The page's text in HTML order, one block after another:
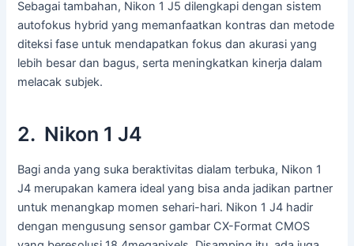
Sebagai tambahan, Nikon 1 J5 dilengkapi dengan sistem
autofokus hybrid yang memanfaatkan kontras dan metode
diteksi fase untuk mendapatkan fokus dan akurasi yang
lebih besar dan bagus, serta meningkatkan kinerja dalam
melacak subjek.
2. Nikon 1 J4
Bagi anda yang suka beraktivitas dialam terbuka, Nikon 1
J4 merupakan kamera ideal yang bisa anda jadikan partner
untuk menangkap momen sehari-hari. Nikon 1 J4 hadir
dengan mengusung sensor gambar CX-Format CMOS